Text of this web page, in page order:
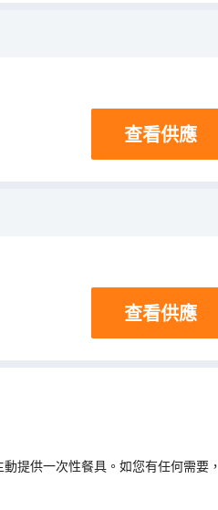
查看供應
查看供應
提供一次性餐具。如您有任何需要，